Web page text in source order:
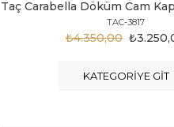
TAC-3730
₺6.300,00
KATEGORIYE GIT